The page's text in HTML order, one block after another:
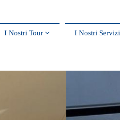
I Nostri Tour I Nostri Servizi